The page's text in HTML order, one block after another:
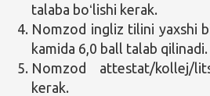
talaba boʻlishi kerak.
Nomzod ingliz tilini yaxshi
kamida 6,0 ball talab qilinadi.
Nomzod attestat/kollej/
kerak.